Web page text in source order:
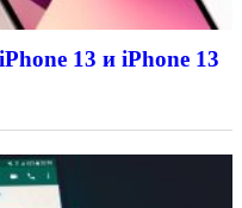
13 и iPhone 13